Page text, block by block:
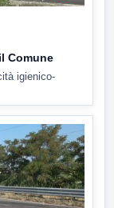
Comune
igienico-